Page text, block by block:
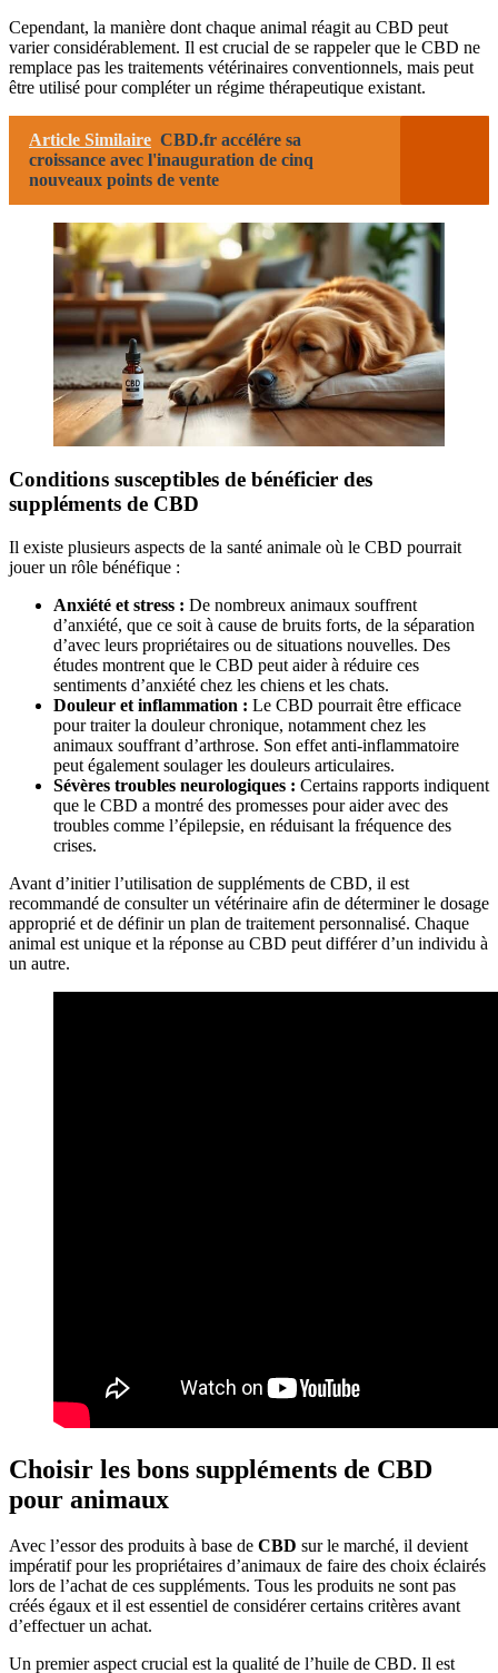
Cependant, la manière dont chaque animal réagit au CBD peut
varier considérablement. Il est crucial de se rappeler que le CBD ne
remplace pas les traitements vétérinaires conventionnels, mais peut
être utilisé pour compléter un régime thérapeutique existant.
Article Similaire CBD.fr accélére sa
croissance avec l'inauguration de cinq
nouveaux points de vente
Conditions susceptibles de bénéficier des
suppléments de CBD
Il existe plusieurs aspects de la santé animale où le CBD pourrait
jouer un rôle bénéfique :
Anxiété et stress : De nombreux animaux souffrent
d’anxiété, que ce soit à cause de bruits forts, de la séparation
d’avec leurs propriétaires ou de situations nouvelles. Des
études montrent que le CBD peut aider à réduire ces
sentiments d’anxiété chez les chiens et les chats.
Douleur et inflammation : Le CBD pourrait être efficace
pour traiter la douleur chronique, notamment chez les
animaux souffrant d’arthrose. Son effet anti-inflammatoire
peut également soulager les douleurs articulaires.
Sévères troubles neurologiques : Certains rapports indiquent
que le CBD a montré des promesses pour aider avec des
troubles comme l’épilepsie, en réduisant la fréquence des
crises.
Avant d’initier l’utilisation de suppléments de CBD, il est
recommandé de consulter un vétérinaire afin de déterminer le dosage
approprié et de définir un plan de traitement personnalisé. Chaque
animal est unique et la réponse au CBD peut différer d’un individu à
un autre.
Choisir les bons suppléments de CBD
pour animaux
Avec l’essor des produits à base de CBD sur le marché, il devient
impératif pour les propriétaires d’animaux de faire des choix éclairés
lors de l’achat de ces suppléments. Tous les produits ne sont pas
créés égaux et il est essentiel de considérer certains critères avant
d’effectuer un achat.
Un premier aspect crucial est la qualité de l’huile de CBD. Il est